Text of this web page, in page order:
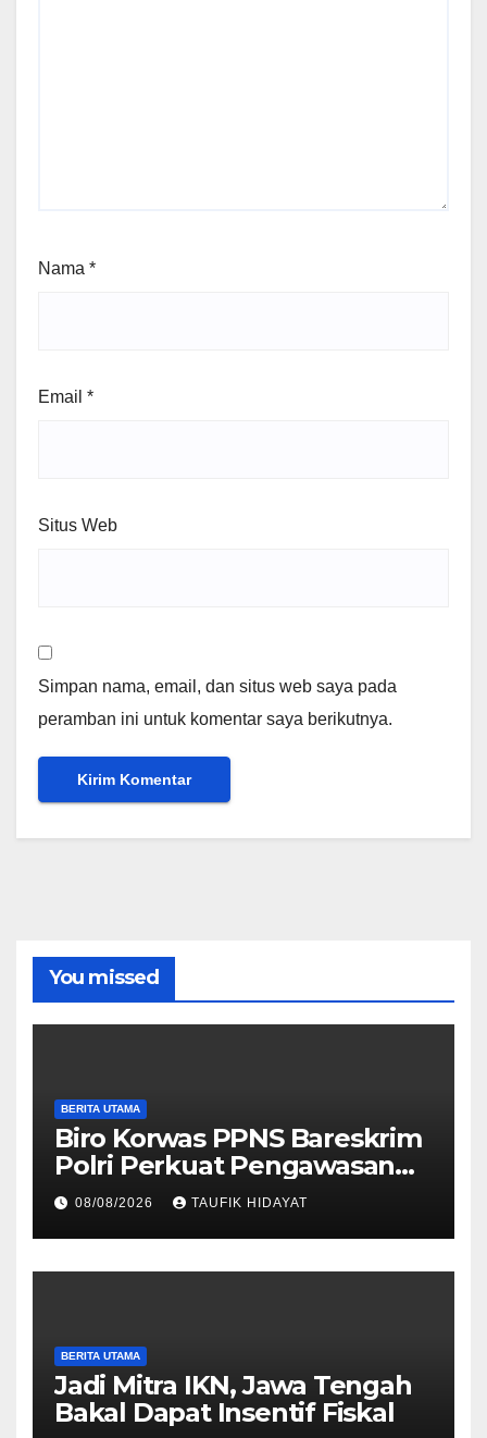
Nama *
Email *
Situs Web
Simpan nama, email, dan situs web saya pada
peramban ini untuk komentar saya berikutnya.
You missed
BERITA UTAMA
Biro Korwas PPNS Bareskrim
Polri Perkuat Pengawasan
untuk Dorong Penegakan
Hukum yang Profesional
08/08/2026 TAUFIK HIDAYAT
BERITA UTAMA
Jadi Mitra IKN, Jawa Tengah
Bakal Dapat Insentif Fiskal